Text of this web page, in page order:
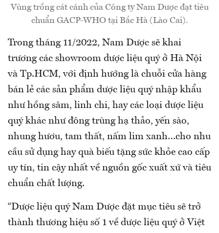
Vùng trồng cát cánh của Công ty Nam Dược đạt tiêu
chuẩn GACP-WHO tại Bắc Hà (Lào Cai).
Trong tháng 11/2022, Nam Dược sẽ khai
trương các showroom dược liệu quý ở Hà Nội
và Tp.HCM, với định hướng là chuỗi cửa hàng
bán lẻ các sản phẩm dược liệu quý nhập khẩu
như hồng sâm, linh chi, hay các loại dược liệu
quý khác như đông trùng hạ thảo, yến sào,
nhung hươu, tam thất, nấm lim xanh…cho nhu
cầu sử dụng hay quà biếu tặng sức khỏe cao cấp
uy tín, tin cậy nhất về nguồn gốc xuất xứ và tiêu
chuẩn chất lượng.
“Dược liệu quý Nam Dược đặt mục tiêu sẽ trở
thành thương hiệu số 1 về dược liệu quý ở Việt